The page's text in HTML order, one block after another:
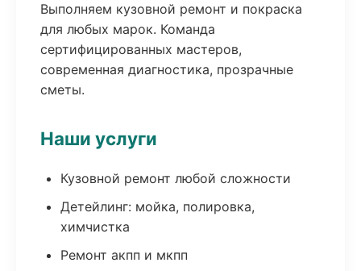
Выполняем кузовной ремонт и покраска
для любых марок. Команда
сертифицированных мастеров,
современная диагностика, прозрачные
сметы.
Наши услуги
Кузовной ремонт любой сложности
Детейлинг: мойка, полировка,
химчистка
Ремонт акпп и мкпп